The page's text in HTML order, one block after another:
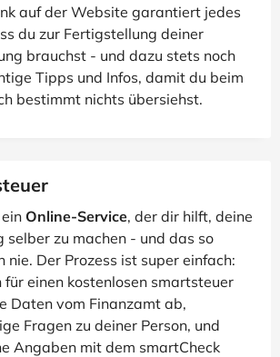
auf der Website garantiert jedes
du zur Fertigstellung deiner
brauchst - und dazu stets noch
Tipps und Infos, damit du beim
bestimmt nichts übersiehst.
Online-Service, der dir hilft, deine
selber zu machen - und das so
nie. Der Prozess ist super einfach:
für einen kostenlosen smartsteuer
Daten vom Finanzamt ab,
Fragen zu deiner Person, und
Angaben mit dem smartCheck